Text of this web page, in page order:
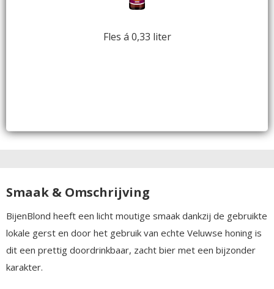
Fles á 0,33 liter
Smaak & Omschrijving
BijenBlond heeft een licht moutige smaak dankzij de gebruikte
lokale gerst en door het gebruik van echte Veluwse honing is
dit een prettig doordrinkbaar, zacht bier met een bijzonder
karakter.